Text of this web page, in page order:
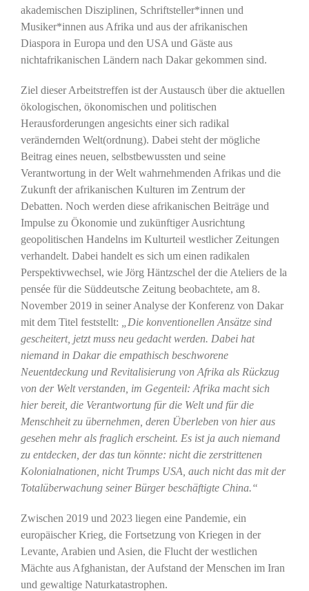
akademischen Disziplinen, Schriftsteller*innen und
Musiker*innen aus Afrika und aus der afrikanischen
Diaspora in Europa und den USA und Gäste aus
nichtafrikanischen Ländern nach Dakar gekommen sind.
Ziel dieser Arbeitstreffen ist der Austausch über die aktuellen
ökologischen, ökonomischen und politischen
Herausforderungen angesichts einer sich radikal
verändernden Welt(ordnung). Dabei steht der mögliche
Beitrag eines neuen, selbstbewussten und seine
Verantwortung in der Welt wahrnehmenden Afrikas und die
Zukunft der afrikanischen Kulturen im Zentrum der
Debatten. Noch werden diese afrikanischen Beiträge und
Impulse zu Ökonomie und zukünftiger Ausrichtung
geopolitischen Handelns im Kulturteil westlicher Zeitungen
verhandelt. Dabei handelt es sich um einen radikalen
Perspektivwechsel, wie Jörg Häntzschel der die Ateliers de la
pensée für die Süddeutsche Zeitung beobachtete, am 8.
November 2019 in seiner Analyse der Konferenz von Dakar
mit dem Titel feststellt:
„Die konventionellen Ansätze sind
gescheitert, jetzt muss neu gedacht werden. Dabei hat
niemand in Dakar die empathisch beschworene
Neuentdeckung und Revitalisierung von Afrika als Rückzug
von der Welt verstanden, im Gegenteil: Afrika macht sich
hier bereit, die Verantwortung für die Welt und für die
Menschheit zu übernehmen, deren Überleben von hier aus
gesehen mehr als fraglich erscheint. Es ist ja auch niemand
zu entdecken, der das tun könnte: nicht die zerstrittenen
Kolonialnationen, nicht Trumps USA, auch nicht das mit der
Totalüberwachung seiner Bürger beschäftigte China.“
Zwischen 2019 und 2023 liegen eine Pandemie, ein
europäischer Krieg, die Fortsetzung von Kriegen in der
Levante, Arabien und Asien, die Flucht der westlichen
Mächte aus Afghanistan, der Aufstand der Menschen im Iran
und gewaltige Naturkatastrophen.